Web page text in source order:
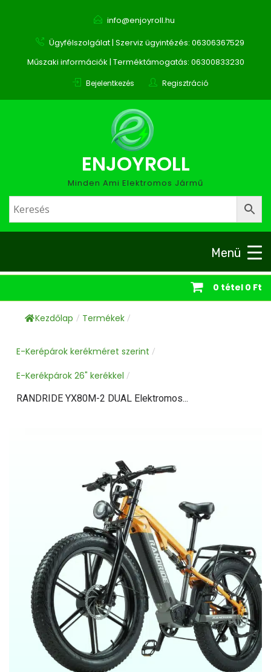
info@enjoyroll.hu
Ügyfélszolgálat | Szerviz ügyintézés: 06306367529
Műszaki információk | Terméktámogatás: 06300833230
Bejelentkezés Regisztráció
ENJOYROLL
Minden Ami Elektromos Jármű
Menü
0 tétel 0 Ft
Kezdőlap / Termékek /
E-Kerépárok kerékméret szerint /
E-Kerékpárok 26" kerékkel /
RANDRIDE YX80M-2 DUAL Elektromos...